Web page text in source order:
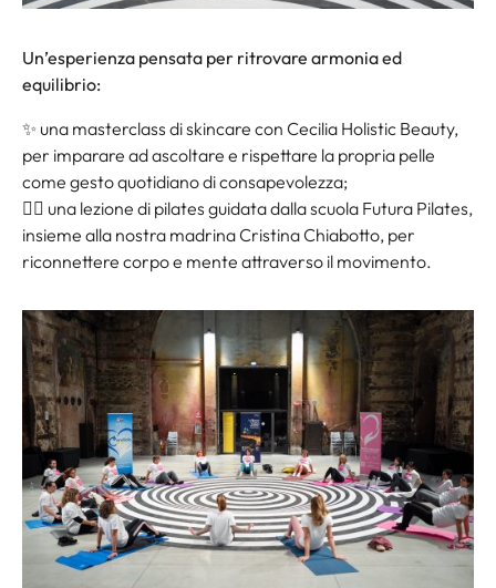
Un’esperienza pensata per ritrovare armonia ed
equilibrio:
✨ una masterclass di skincare con Cecilia Holistic Beauty,
per imparare ad ascoltare e rispettare la propria pelle
come gesto quotidiano di consapevolezza;
🧘‍♀️ una lezione di pilates guidata dalla scuola Futura Pilates,
insieme alla nostra madrina Cristina Chiabotto, per
riconnettere corpo e mente attraverso il movimento.